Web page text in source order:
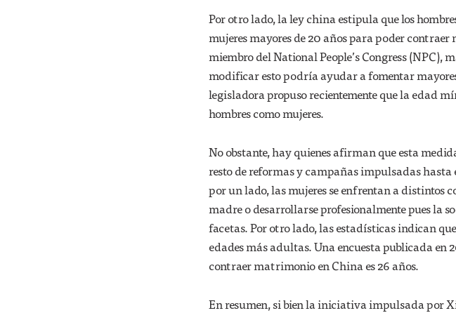
Por otro lado, la ley china estipula que los
mujeres mayores de 20 años para poder
miembro del National People’s Congress
modificar esto podría ayudar a fomentar
legisladora propuso recientemente que la edad
hombres como mujeres.
No obstante, hay quienes afirman que esta
resto de reformas y campañas impulsadas hasta
por un lado, las mujeres se enfrentan a distintos
madre o desarrollarse profesionalmente pues la
facetas. Por otro lado, las estadísticas indican
edades más adultas. Una encuesta publicada en
contraer matrimonio en China es 26 años.
En resumen, si bien la iniciativa impulsada por